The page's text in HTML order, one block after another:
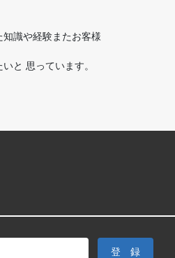
識や経験またお客様
と 思っています。